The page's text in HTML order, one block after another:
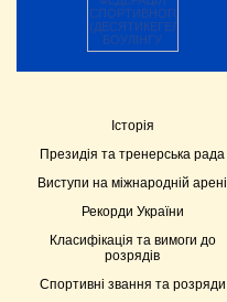
Історія
Президія та тренерська рада
Виступи на міжнародній арені
Рекорди України
Класифікація та вимоги до
розрядів
Спортивні звання та розряди